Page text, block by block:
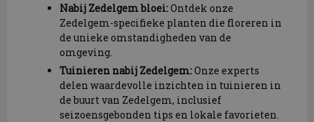
Nabij Zedelgem bloei:Ontdek onze
Zedelgem-specifieke planten die floreren in
de unieke omstandigheden van de
omgeving.
Tuinieren nabij Zedelgem:Onze experts
delen waardevolle inzichten in tuinieren in
de buurt van Zedelgem, inclusief
seizoensgebonden tips en lokale favorieten.